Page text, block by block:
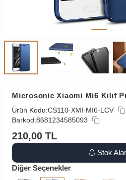
Microsonic Xiaomi Mi6 Kılıf
Ürün Kodu:CS110-XMI-MI6-LCV
Barkod:8681234585093
210,00 TL
Stok
Diğer Seçenekler